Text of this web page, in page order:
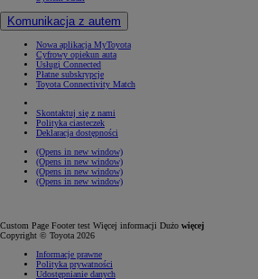
Komunikacja z autem
Nowa aplikacja MyToyota
Cyfrowy opiekun auta
Usługi Connected
Płatne subskrypcje
Toyota Connectivity Match
Skontaktuj się z nami
Polityka ciasteczek
Deklaracja dostępności
(Opens in new window)
(Opens in new window)
(Opens in new window)
(Opens in new window)
Custom Page Footer test Więcej informacji Dużo więcej
Copyright © Toyota 2026
Informacje prawne
Polityka prywatności
Udostępnianie danych